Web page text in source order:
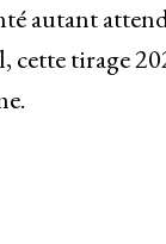
autant
cette tirage